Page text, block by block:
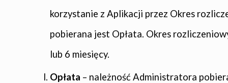
korzystanie z Aplikacji przez Okres
pobierana jest Opłata. Okres
lub 6 miesięcy.
Opłata – należność Administratora